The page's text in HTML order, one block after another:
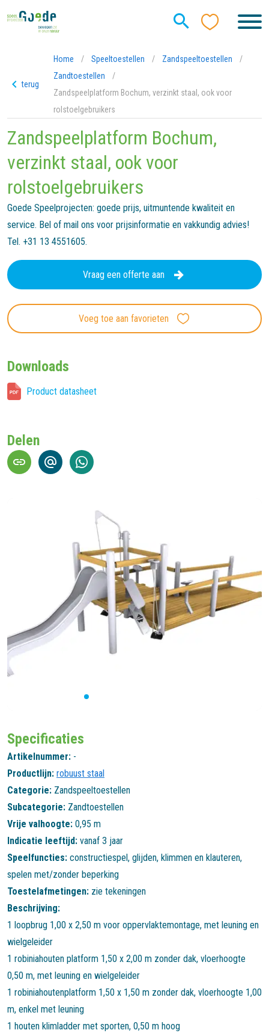
terug
Home / Speeltoestellen / Zandspeeltoestellen
/
Zandtoestellen
/
Zandspeelplatform Bochum, verzinkt staal, ook voor
rolstoelgebruikers
Specificaties
Artikelnummer: -
Productlijn: robuust staal
Categorie: Zandspeeltoestellen
Subcategorie: Zandtoestellen
Vrije valhoogte: 0,95 m
Indicatie leeftijd: vanaf 3 jaar
Speelfuncties: constructiespel, glijden, klimmen en klauteren,
spelen met/zonder beperking
Toestelafmetingen: zie tekeningen
Beschrijving:
1 loopbrug 1,00 x 2,50 m voor oppervlaktemontage, met leuning en
wielgeleider
1 robiniahouten platform 1,50 x 2,00 m zonder dak, vloerhoogte
0,50 m, met leuning en wielgeleider
1 robiniahoutenplatform 1,50 x 1,50 m zonder dak, vloerhoogte 1,00
m, enkel met leuning
1 houten klimladder met sporten, 0,50 m hoog
Zandspeelplatform Bochum,
verzinkt staal, ook voor
rolstoelgebruikers
Goede Speelprojecten: goede prijs, uitmuntende kwaliteit en
service. Bel of mail ons voor prijsinformatie en vakkundig advies!
Tel. +31 13 4551605.
Vraag een offerte aan
Voeg toe aan favorieten
Downloads
Product datasheet
Delen